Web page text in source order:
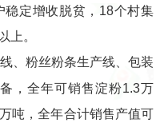
稳定增收脱贫，18个村集
上。
、粉丝粉条生产线、包装
，全年可销售淀粉1.3万
吨，全年合计销售产值可